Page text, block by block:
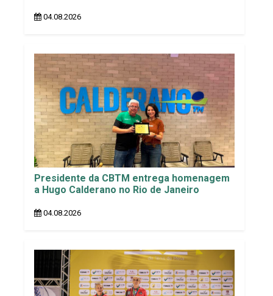
04.08.2026
Presidente da CBTM entrega homenagem
a Hugo Calderano no Rio de Janeiro
04.08.2026